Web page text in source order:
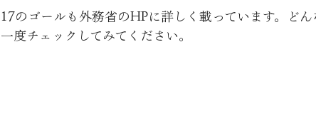
17のゴールも外務省のHPに詳しく載っています。ど
一度チェックしてみてください。